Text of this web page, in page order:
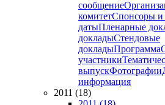
сообщение
комитетСпонсоры и
датыПленарные
докладыСтендовые
докладыПрограмма
участники
выпускФотографии
информация
2011 (18)